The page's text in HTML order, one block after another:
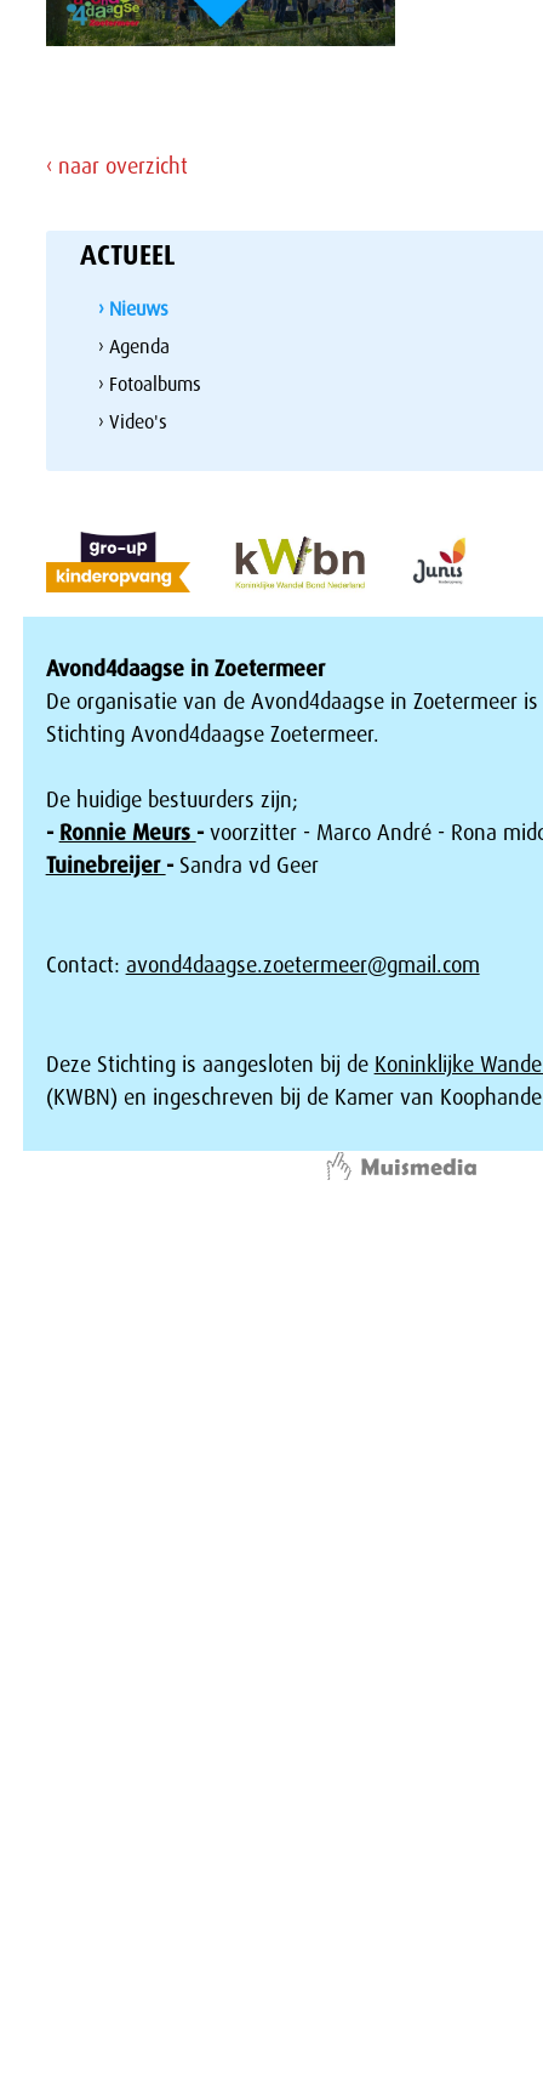
‹ naar overzicht
ACTUEEL
› Nieuws
› Agenda
› Fotoalbums
› Video's
Avond4daagse in Zoetermeer
De organisatie van de Avond4daagse in Zoetermeer
Stichting Avond4daagse Zoetermeer.
De huidige bestuurders zijn;
- Ronnie Meurs - voorzitter - Marco André - Rona
Tuinebreijer - Sandra vd Geer
Contact: avond4daagse.zoetermeer@gmail.com
Deze Stichting is aangesloten bij de Koninklijke
(KWBN) en ingeschreven bij de Kamer van